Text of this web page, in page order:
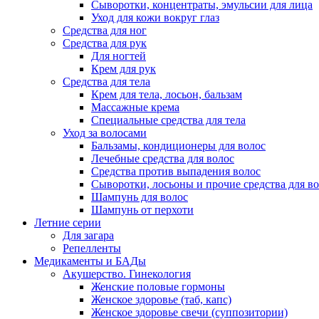
Сыворотки, концентраты, эмульсии для лица
Уход для кожи вокруг глаз
Средства для ног
Средства для рук
Для ногтей
Крем для рук
Средства для тела
Крем для тела, лосьон, бальзам
Массажные крема
Специальные средства для тела
Уход за волосами
Бальзамы, кондиционеры для волос
Лечебные средства для волос
Средства против выпадения волос
Сыворотки, лосьоны и прочие средства для
Шампунь для волос
Шампунь от перхоти
Летние серии
Для загара
Репелленты
Медикаменты и БАДы
Акушерство. Гинекология
Женские половые гормоны
Женское здоровье (таб, капс)
Женское здоровье свечи (суппозитории)